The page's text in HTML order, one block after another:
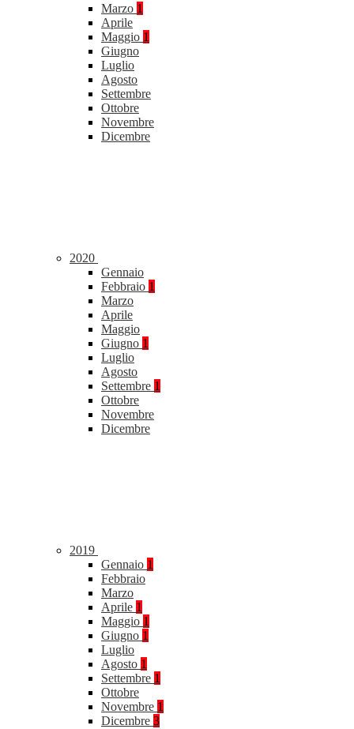
Marzo 1
Aprile
Maggio 1
Giugno
Luglio
Agosto
Settembre
Ottobre
Novembre
Dicembre
2020
Gennaio
Febbraio 1
Marzo
Aprile
Maggio
Giugno 1
Luglio
Agosto
Settembre 1
Ottobre
Novembre
Dicembre
2019
Gennaio 1
Febbraio
Marzo
Aprile 1
Maggio 1
Giugno 1
Luglio
Agosto 1
Settembre 1
Ottobre
Novembre 1
Dicembre 3